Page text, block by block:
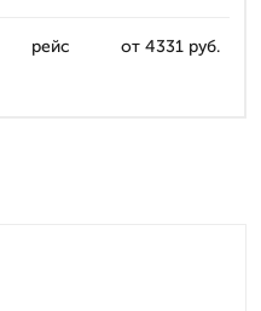
рейс от 4331 руб.